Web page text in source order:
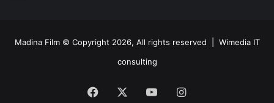
Madina Film © Copyright 2026, All rights reserved | Wimedia IT
consulting
Facebook YouTubeInstagram